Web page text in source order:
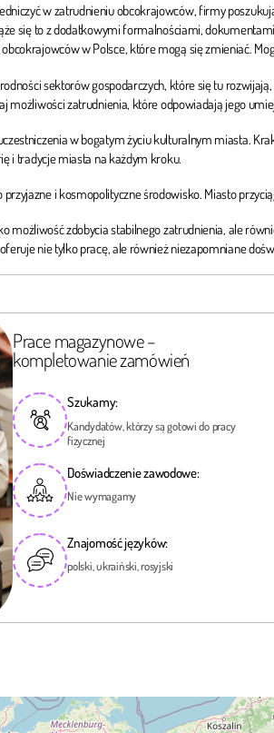
w zatrudnieniu obcokrajowców, firmy
się to z dodatkowymi formalnościami,
w Polsce, które mogą się zmieniać.
sektorów gospodarczych, które się tu
możliwości zatrudnienia, które odpowiadają jego
w bogatym życiu kulturalnym miasta.
i tradycje miasta na każdym kroku.
i kosmopolityczne środowisko. Miasto
możliwość zdobycia stabilnego zatrudnienia, ale
nie tylko pracę, ale również niezapomniane
Prace magazynowe –
kompletowanie zamówień
Szukamy:
Kandydatów, którzy są gotowi do pracy
fizycznej
Doświadczenie zawodowe:
Nie wymagamy
Znajomość języków:
polski, ukraiński, rosyjski